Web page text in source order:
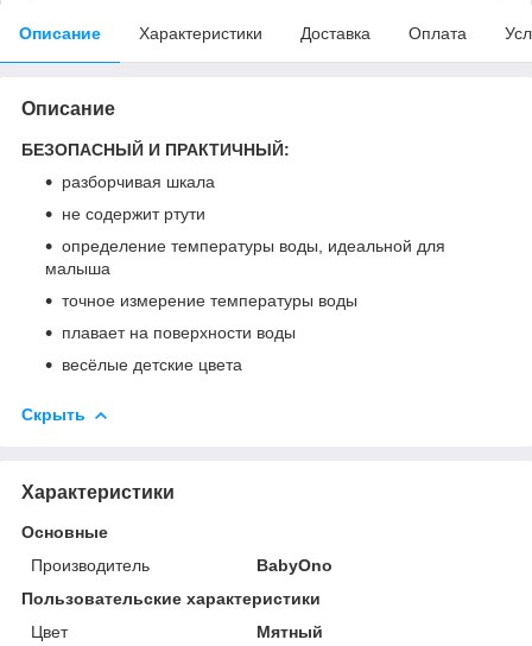
Описание Характеристики Доставка Оплата
Описание
БЕЗОПАСНЫЙ И ПРАКТИЧНЫЙ:
разборчивая шкала
не содержит ртути
определение температуры воды, идеальной для
малыша
точное измерение температуры воды
плавает на поверхности воды
весёлые детские цвета
Скрыть
Характеристики
Основные
Производитель
BabyOno
Пользовательские характеристики
Цвет
Мятный